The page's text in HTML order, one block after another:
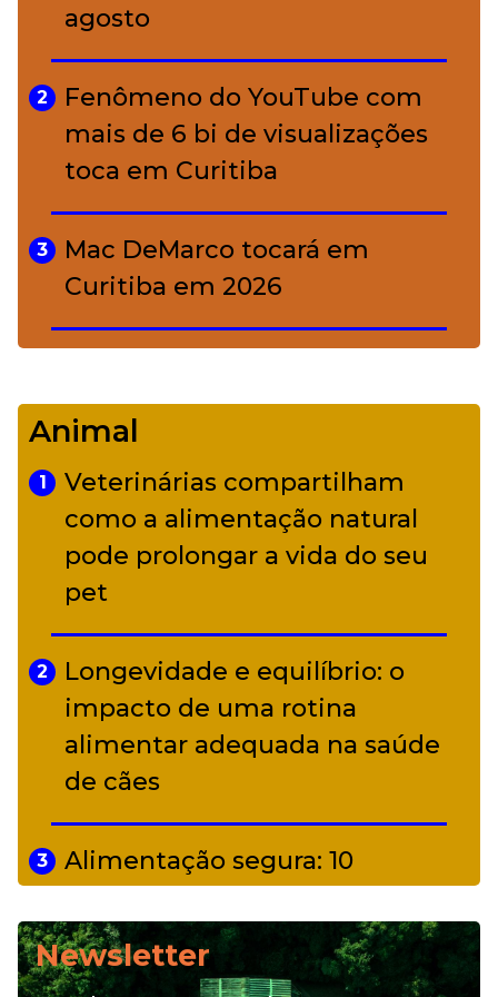
A ciência por trás da skincare: a
função de cada ativo
agosto
2
Fenômeno do YouTube com
mais de 6 bi de visualizações
toca em Curitiba
3
Mac DeMarco tocará em
Curitiba em 2026
Camerata tem repertório
diverso a partir de R$ 17
Adriana Calcanhotto retoma
alter ego infantil para show em
Curitiba
Animal
1
Veterinárias compartilham
como a alimentação natural
pode prolongar a vida do seu
pet
2
Longevidade e equilíbrio: o
impacto de uma rotina
alimentar adequada na saúde
de cães
3
Alimentação segura: 10
4
Alimentação natural e mix
Newsletter